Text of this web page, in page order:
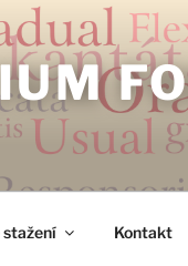
stažení Kontakt